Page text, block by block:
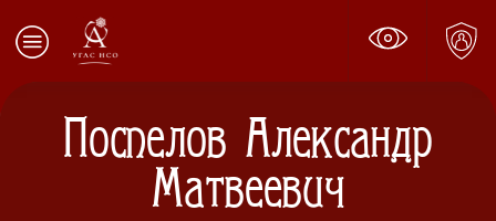
Поспелов Александр
Матвеевич